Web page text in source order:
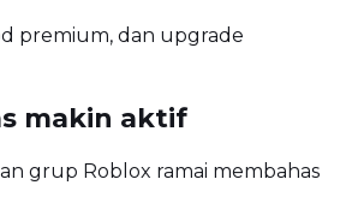
premium, dan upgrade
makin aktif
grup Roblox ramai membahas